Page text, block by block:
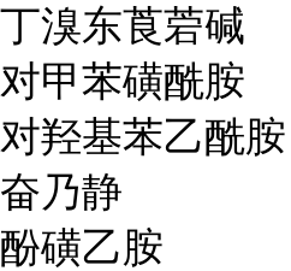
丁溴东莨菪碱
对甲苯磺酰胺
对羟基苯乙酰胺
奋乃静
酚磺乙胺